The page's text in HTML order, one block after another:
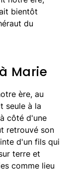
bientôt
du
Marie
ère, au
seule à la
à côté d'une
retrouvé son
d'un fils qui
terre et
comme lieu